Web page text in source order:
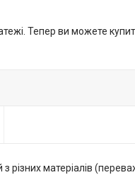
Тепер ви можете
різних матеріалів